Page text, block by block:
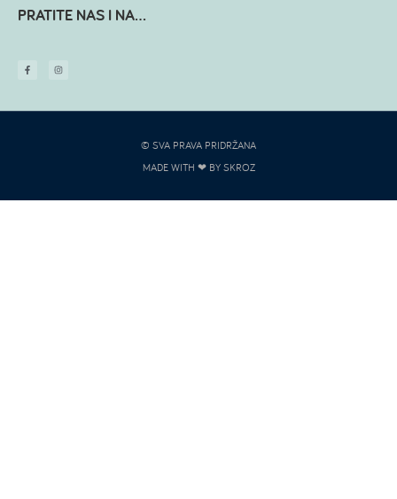
PRATITE NAS I NA...
© SVA PRAVA PRIDRŽANA
MADE WITH ❤ BY SKROZ